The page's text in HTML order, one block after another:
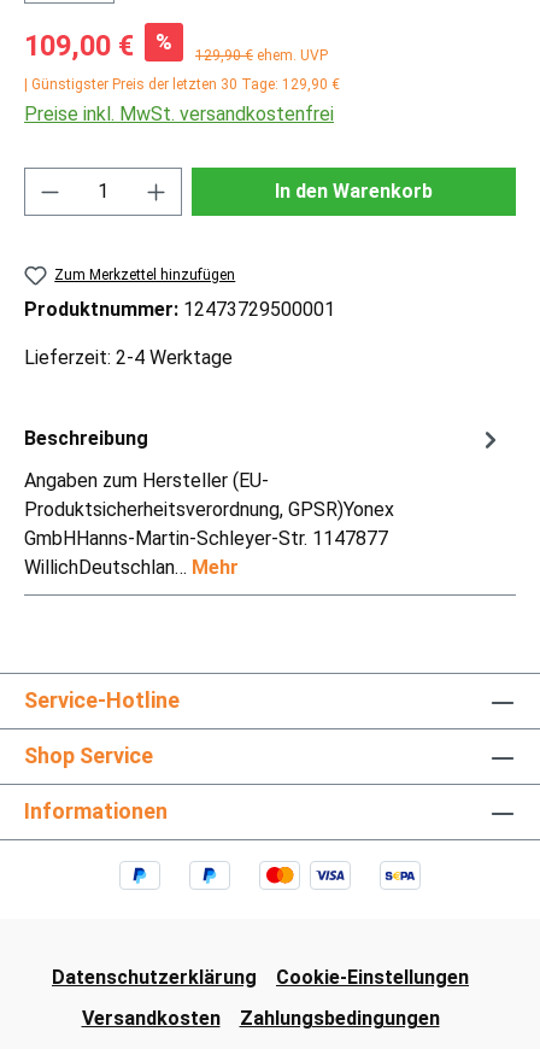
Verkaufspreis:
109,00 € % Regulärer Preis:
129,90 € ehem. UVP
| Günstigster Preis der letzten 30 Tage: 129,90 €
Preise inkl. MwSt. versandkostenfrei
Produkt Anzahl: Gib den gewünschten
In den Warenkorb
Zum Merkzettel hinzufügen
Produktnummer: 12473729500001
Lieferzeit: 2-4 Werktage
Beschreibung
Angaben zum Hersteller (EU-
Produktsicherheitsverordnung, GPSR)Yonex
GmbHHanns-Martin-Schleyer-Str. 1147877
WillichDeutschlan… Mehr
Service-Hotline
Shop Service
Informationen
Datenschutzerklärung
Cookie-Einstellungen
Versandkosten
Zahlungsbedingungen